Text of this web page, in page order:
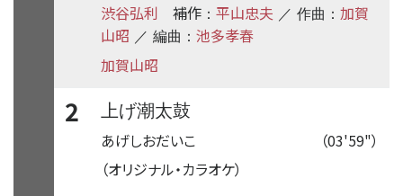
渋谷弘利
補作 ： 平山忠夫 ／ 作曲： 加賀
山昭 ／ 編曲： 池多孝春
加賀山昭
2
上げ潮太鼓
（03'59"）
あげしおだいこ
（オリジナル・カラオケ）